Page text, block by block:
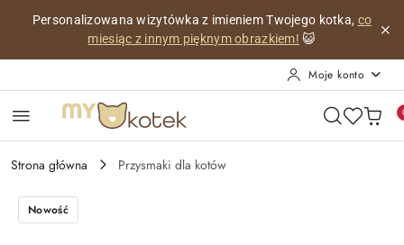
Przejdź do treści głównej
Przejdź do wyszukiwarki
Przejdź do moje konto
Przejdź do menu głównego
Przejdź do opisu produktu
Przejdź do stopki
Personalizowana wizytówka z imieniem Twojego kotka, co
miesiąc z innym pięknym obrazkiem! 😺
Moje konto
Strona główna Przysmaki dla kotów
Nowość